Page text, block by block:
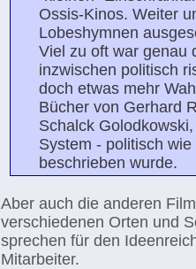
Ossis-Kinos. Weiter
Lobeshymnen
Viel zu oft war genau
inzwischen politisch
doch etwas mehr
Bücher von Gerhard
Schalck
System - politisch
beschrieben wurde.
Aber auch die anderen
verschiedenen Orten und
sprechen für den
Mitarbeiter.